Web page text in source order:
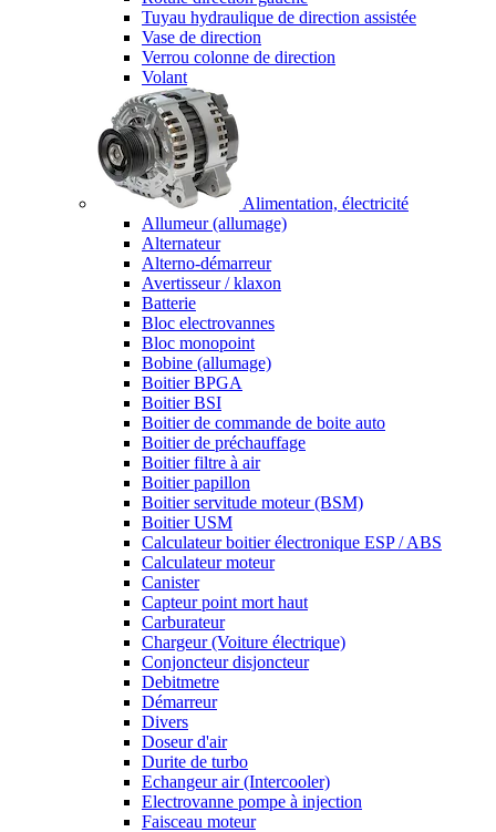
Tuyau hydraulique de direction assistée
Vase de direction
Verrou colonne de direction
Volant
Alimentation, électricité
Allumeur (allumage)
Alternateur
Alterno-démarreur
Avertisseur / klaxon
Batterie
Bloc electrovannes
Bloc monopoint
Bobine (allumage)
Boitier BPGA
Boitier BSI
Boitier de commande de boite auto
Boitier de préchauffage
Boitier filtre à air
Boitier papillon
Boitier servitude moteur (BSM)
Boitier USM
Calculateur boitier électronique ESP / ABS
Calculateur moteur
Canister
Capteur point mort haut
Carburateur
Chargeur (Voiture électrique)
Conjoncteur disjoncteur
Debitmetre
Démarreur
Divers
Doseur d'air
Durite de turbo
Echangeur air (Intercooler)
Electrovanne pompe à injection
Faisceau moteur